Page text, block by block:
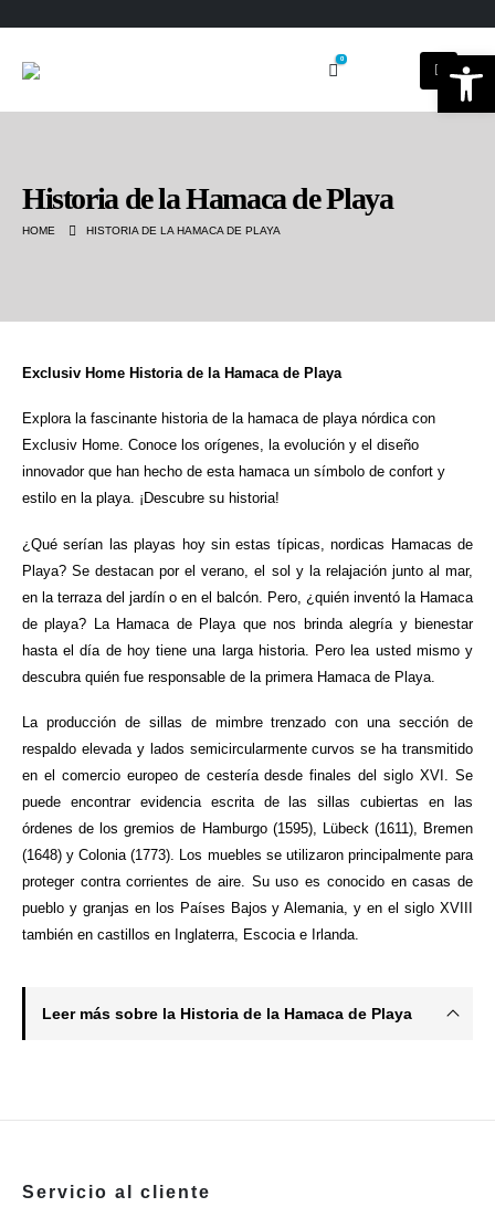
0
Historia de la Hamaca de Playa
HOME HISTORIA DE LA HAMACA DE PLAYA
Exclusiv Home Historia de la Hamaca de Playa
Explora la fascinante historia de la hamaca de playa nórdica con
Exclusiv Home. Conoce los orígenes, la evolución y el diseño
innovador que han hecho de esta hamaca un símbolo de confort y
estilo en la playa. ¡Descubre su historia!
¿Qué serían las playas hoy sin estas típicas, nordicas Hamacas de
Playa? Se destacan por el verano, el sol y la relajación junto al mar,
en la terraza del jardín o en el balcón. Pero, ¿quién inventó la Hamaca
de playa? La Hamaca de Playa que nos brinda alegría y bienestar
hasta el día de hoy tiene una larga historia. Pero lea usted mismo y
descubra quién fue responsable de la primera Hamaca de Playa.
La producción de sillas de mimbre trenzado con una sección de
respaldo elevada y lados semicircularmente curvos se ha transmitido
en el comercio europeo de cestería desde finales del siglo XVI. Se
puede encontrar evidencia escrita de las sillas cubiertas en las
órdenes de los gremios de Hamburgo (1595), Lübeck (1611), Bremen
(1648) y Colonia (1773). Los muebles se utilizaron principalmente para
proteger contra corrientes de aire. Su uso es conocido en casas de
pueblo y granjas en los Países Bajos y Alemania, y en el siglo XVIII
también en castillos en Inglaterra, Escocia e Irlanda.
Leer más sobre la Historia de la Hamaca de Playa
Servicio al cliente